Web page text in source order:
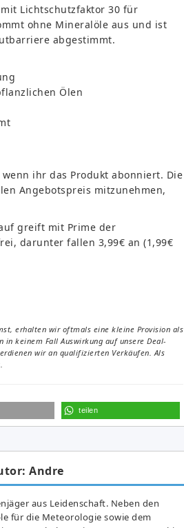
Lichtschutzfaktor 30 für
ohne Mineralöle aus und ist
abgestimmt.
Ölen
wenn ihr das Produkt abonniert. Die
Angebotspreis mitzunehmen,
greift mit Prime der
darunter fallen 3,99€ an (1,99€
erhalten wir oftmals eine kleine Provision als
in keinem Fall Auswirkung auf unsere Deal-
wir an qualifizierten Verkäufen. Als
teilen
Andre
aus Leidenschaft. Neben den
für die Meteorologie sowie dem